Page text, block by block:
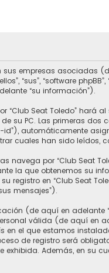
empresas asociadas (de
“sus”, “software
“su información”).
“Club Seat Toledo” hará
su PC. Las primeras
automáticamente
cuales han sido leídos,
navega por “Club Seat
la que obtenemos su
registro en “Club Seat
mensajes”).
(de aquí en
válida (de aquí en
el que estamos
de registro será
Además, en su